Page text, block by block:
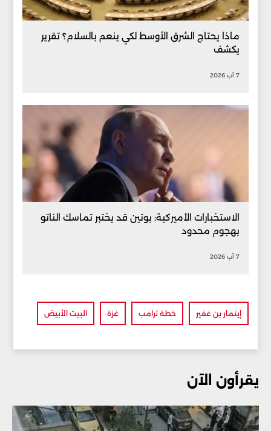
ماذا يحتاج الشرق الأوسط لكي ينعم بالسلام؟ تقرير
يكشف
7 آب 2026
الاستخبارات الأميركية: بوتين قد يختبر تماسك الناتو
بهجوم محدود
7 آب 2026
إيتمار بن غفير خطة ترامب غزة البيت الأبيض
يقرأون الآن